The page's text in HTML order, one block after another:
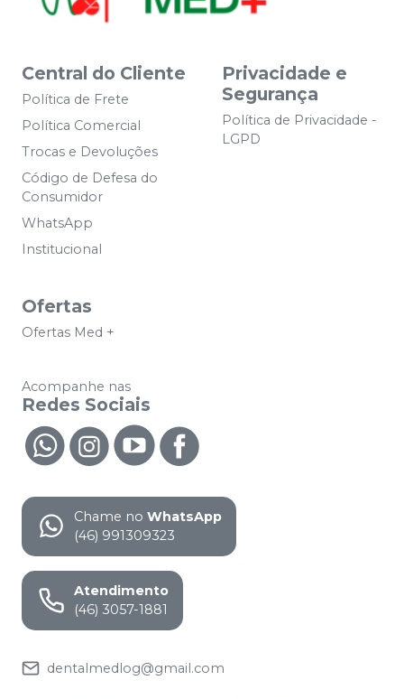
Central do Cliente
Política de Frete
Política Comercial
Trocas e Devoluções
Código de Defesa do
Consumidor
WhatsApp
Institucional
Privacidade e
Segurança
Política de Privacidade -
LGPD
Ofertas
Ofertas Med +
Acompanhe nas
Redes Sociais
Chame no WhatsApp
(46) 991309323
Atendimento
(46) 3057-1881
dentalmedlog@gmail.com